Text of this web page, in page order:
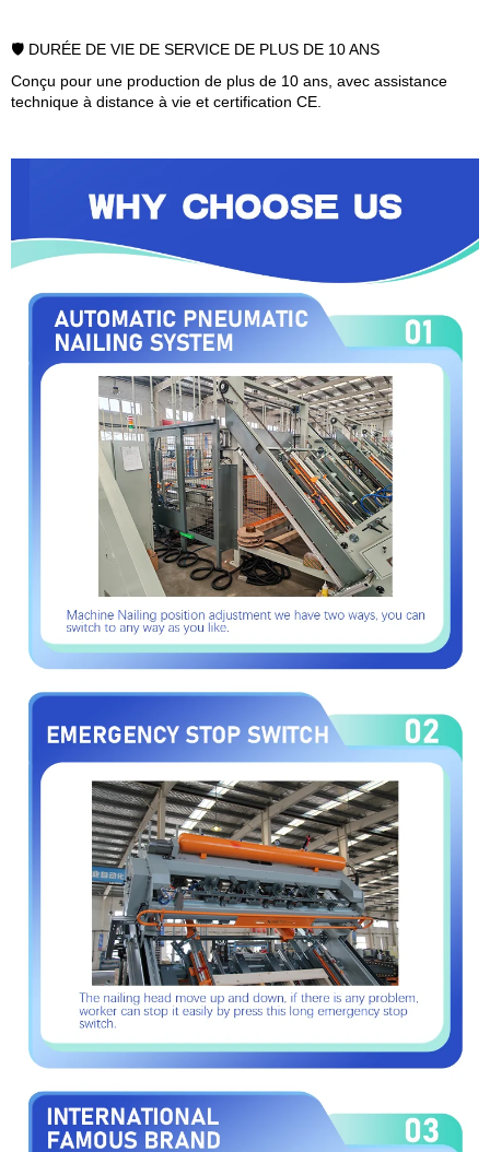
🛡️ DURÉE DE VIE DE SERVICE DE PLUS DE 10 ANS
Conçu pour une production de plus de 10 ans, avec assistance
technique à distance à vie et certification CE.